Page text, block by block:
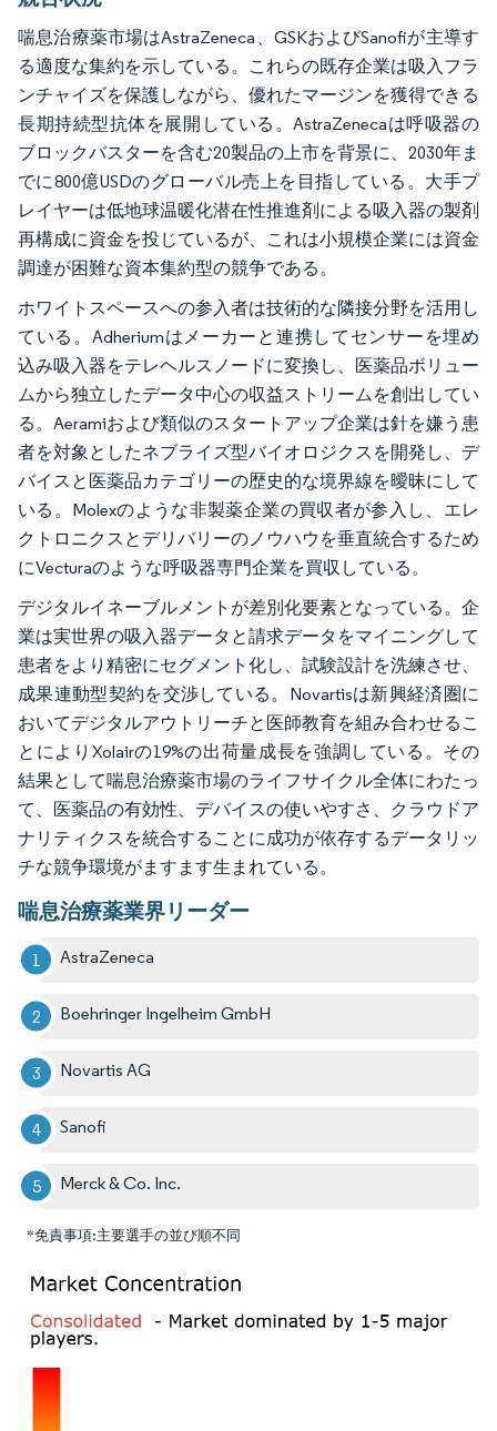
喘息治療薬市場はAstraZeneca、GSKおよびSanofiが主導す
る適度な集約を示している。これらの既存企業は吸入フラ
ンチャイズを保護しながら、優れたマージンを獲得できる
長期持続型抗体を展開している。AstraZenecaは呼吸器の
ブロックバスターを含む20製品の上市を背景に、2030年ま
でに800億USDのグローバル売上を目指している。大手プ
レイヤーは低地球温暖化潜在性推進剤による吸入器の製剤
再構成に資金を投じているが、これは小規模企業には資金
調達が困難な資本集約型の競争である。
ホワイトスペースへの参入者は技術的な隣接分野を活用し
ている。Adheriumはメーカーと連携してセンサーを埋め
込み吸入器をテレヘルスノードに変換し、医薬品ボリュー
ムから独立したデータ中心の収益ストリームを創出してい
る。Aeramiおよび類似のスタートアップ企業は針を嫌う患
者を対象としたネブライズ型バイオロジクスを開発し、デ
バイスと医薬品カテゴリーの歴史的な境界線を曖昧にして
いる。Molexのような非製薬企業の買収者が参入し、エレ
クトロニクスとデリバリーのノウハウを垂直統合するため
にVecturaのような呼吸器専門企業を買収している。
デジタルイネーブルメントが差別化要素となっている。企
業は実世界の吸入器データと請求データをマイニングして
患者をより精密にセグメント化し、試験設計を洗練させ、
成果連動型契約を交渉している。Novartisは新興経済圏に
おいてデジタルアウトリーチと医師教育を組み合わせるこ
とによりXolairの19%の出荷量成長を強調している。その
結果として喘息治療薬市場のライフサイクル全体にわたっ
て、医薬品の有効性、デバイスの使いやすさ、クラウドア
ナリティクスを統合することに成功が依存するデータリッ
チな競争環境がますます生まれている。
喘息治療薬業界リーダー
AstraZeneca
Boehringer Ingelheim GmbH
Novartis AG
Sanofi
Merck & Co. Inc.
*免責事項:主要選手の並び順不同